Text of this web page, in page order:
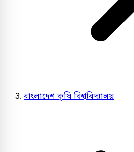
বাংলাদেশ কৃষি বিশ্ববিদ্যালয়